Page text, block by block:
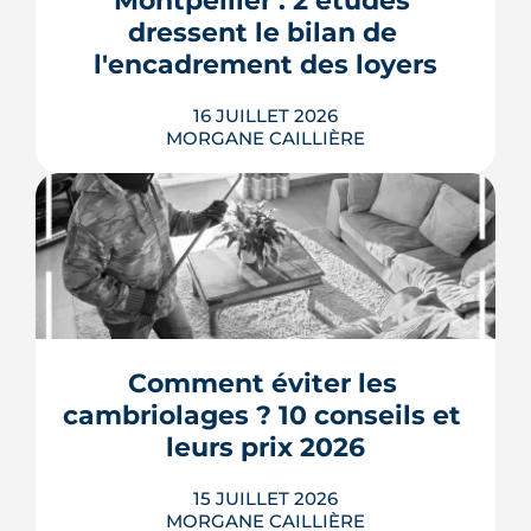
nouvelles Folies architecturales, ce
tiers-lieu sera livré en mai 2027.
LIRE L'ARTICLE
dressent le bilan de
l'encadrement des loyers
16 JUILLET 2026
MORGANE CAILLIÈRE
Seulement 12 % d'annonces non
conformes selon la Fondation pour le
Logement, des studios étudiants loués
161 euros au-dessus des plafonds selon
Que Choisir Ensemble : deux études
opposées sur l'encadrement des loyers
à Montpellier. De leur comparaison
ressort le...
Comment éviter les
cambriolages ? 10 conseils et
leurs prix 2026
15 JUILLET 2026
MORGANE CAILLIÈRE